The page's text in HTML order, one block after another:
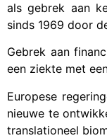
als gebrek aan
sinds 1969 door
Gebrek aan
een ziekte met
Europese
nieuwe te
translationeel